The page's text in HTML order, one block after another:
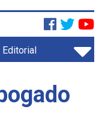
Editorial